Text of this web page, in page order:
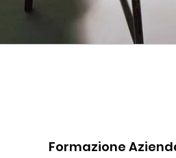
Formazione